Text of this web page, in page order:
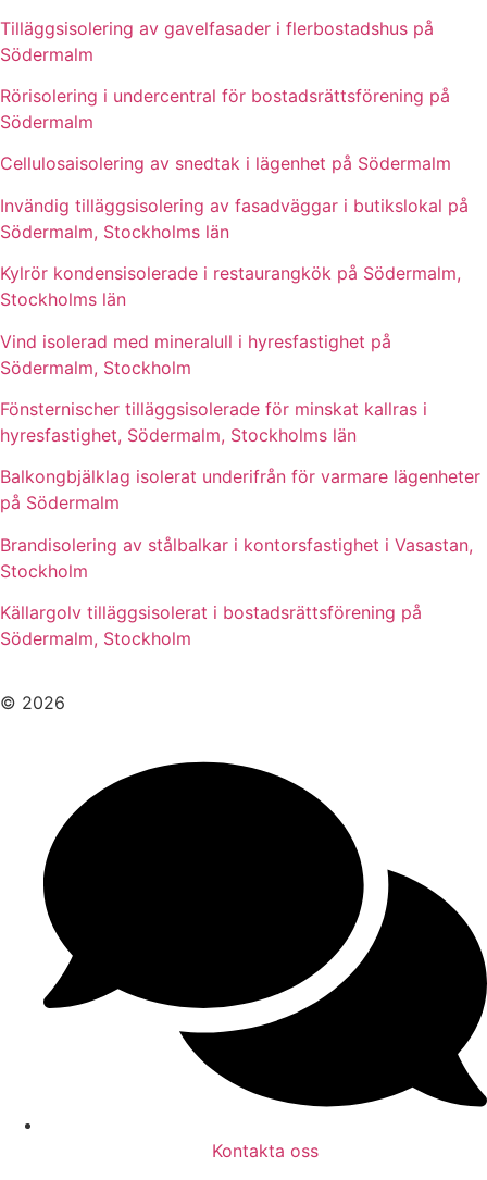
Tilläggsisolering av gavelfasader i flerbostadshus på
Södermalm
Rörisolering i undercentral för bostadsrättsförening på
Södermalm
Cellulosaisolering av snedtak i lägenhet på Södermalm
Invändig tilläggsisolering av fasadväggar i butikslokal på
Södermalm, Stockholms län
Kylrör kondensisolerade i restaurangkök på Södermalm,
Stockholms län
Vind isolerad med mineralull i hyresfastighet på
Södermalm, Stockholm
Fönsternischer tilläggsisolerade för minskat kallras i
hyresfastighet, Södermalm, Stockholms län
Balkongbjälklag isolerat underifrån för varmare lägenheter
på Södermalm
Brandisolering av stålbalkar i kontorsfastighet i Vasastan,
Stockholm
Källargolv tilläggsisolerat i bostadsrättsförening på
Södermalm, Stockholm
© 2026
Kontakta oss